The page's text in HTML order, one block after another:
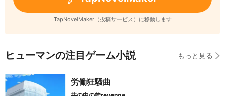
TapNovelMaker（投稿サービス）に移動します
ヒューマンの注目ゲーム小説 もっと見る
労働狂騒曲